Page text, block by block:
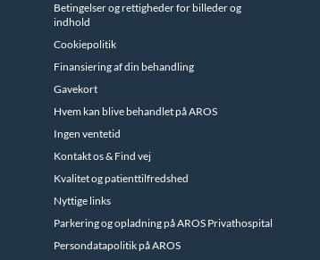
Betingelser og rettigheder for billeder og
indhold
Cookiepolitik
Finansiering af din behandling
Gavekort
Hvem kan blive behandlet på AROS
Ingen ventetid
Kontakt os & Find vej
Kvalitet og patienttilfredshed
Nyttige links
Parkering og opladning på AROS Privathospital
Persondatapolitik på AROS